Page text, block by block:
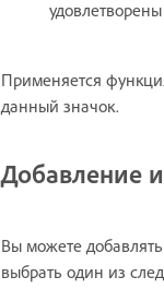
Применяется
данный значок.
Добавление
Вы можете
выбрать один из